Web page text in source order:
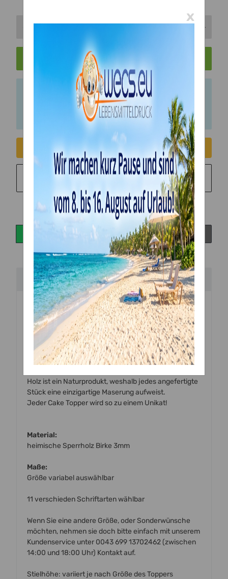
In den Warenkorb
Bitte beachten Sie das Abnahmeintervall von 1
Consent erteilen
Sie möchten in monatlichen Raten zahlen?Weitere
Beschreibung
HandgefertigteTorten TopperausHolz (Birke)zum
Dekorieren von Torten und Kuchen.
Alle unsere Topper werden mit einem hochmodernen
Laser mit viel Liebe zum Detail von uns
Holz ist ein Naturprodukt, weshalb jedes angefertigte
Stück eine einzigartige Maserung aufweist.
Jeder Cake Topper wird so zu einem Unikat!
Material:
heimische Sperrholz Birke 3mm
Maße:
Größe variabel auswählbar
11 verschieden Schriftarten wählbar
Wenn Sie eine andere Größe, oder Sonderwünsche
möchten, nehmen sie doch bitte einfach mit unserem
Kundenservice unter 0043 699 13702462 (zwischen
14:00 und 18:00 Uhr) Kontakt auf.
Stielhöhe: variiert je nach Größe des Toppers
x